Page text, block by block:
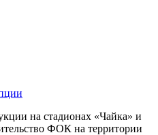
на стадионах «Чайка» и
ФОК на территории